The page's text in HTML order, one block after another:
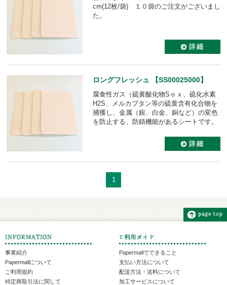
cm(12枚/袋) １０袋のご注文がございまし
た。
ロングフレッシュ 【SS00025000】
腐食性ガス（硫黄酸化物Sｏｘ、硫化水素
H2S、メルカプタン等の硫黄含有化合物を
捕獲し、金属（銀、白金、銅など）の変色
を防止する、防錆機能があるシートです。
1
事業紹介
Papermallについて
ご利用規約
特定商取引法に関して
Papermallでできること
支払い方法について
配送方法・送料について
加工サービスについて